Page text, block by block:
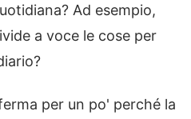
Ad esempio,
a voce le cose per
per un po' perché la